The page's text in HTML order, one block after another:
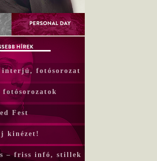
interjú, fotósorozat
fotósorozatok
Fest
kinézet!
– friss infó, stillek